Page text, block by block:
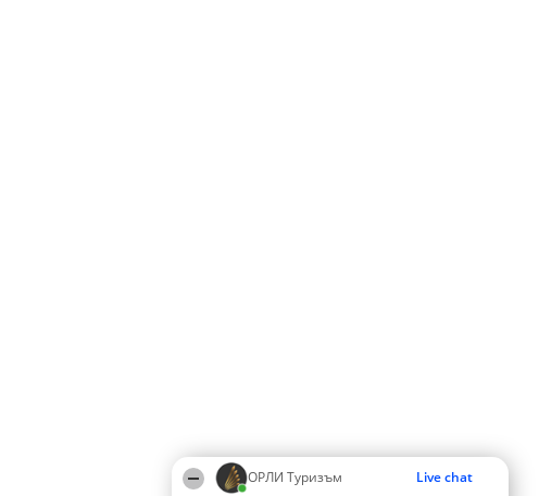
ОРЛИ Туризъм Live chat